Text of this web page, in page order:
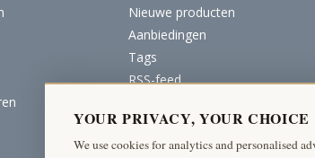
Nieuwe producten
Aanbiedingen
Tags
RSS-feed
YOUR PRIVACY, YOUR CHOICE
We use cookies for analytics and personalised